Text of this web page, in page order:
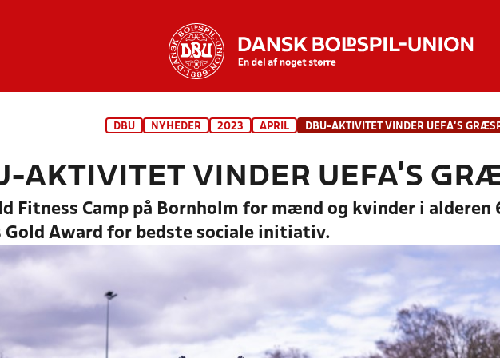
DBU NYHEDER 2023 APRIL
AKTIVITET VINDER UEFA’S
Fitness Camp på Bornholm for mænd og kvinder i
Gold Award for bedste sociale initiativ.